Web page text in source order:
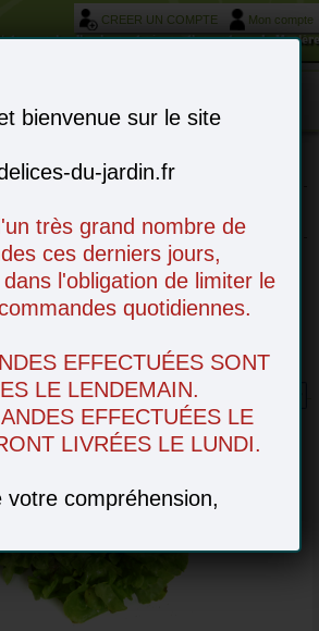
bienvenue sur le site
du-jardin.fr
très grand nombre de
ces derniers jours,
l'obligation de limiter le
quotidiennes.
EFFECTUÉES SONT
LE LENDEMAIN.
EFFECTUÉES LE
LIVRÉES LE LUNDI.
votre compréhension,
CREER UN COMPTE
Mon compte
service livraison et réservation autour de
ou livré chez vous
de chene